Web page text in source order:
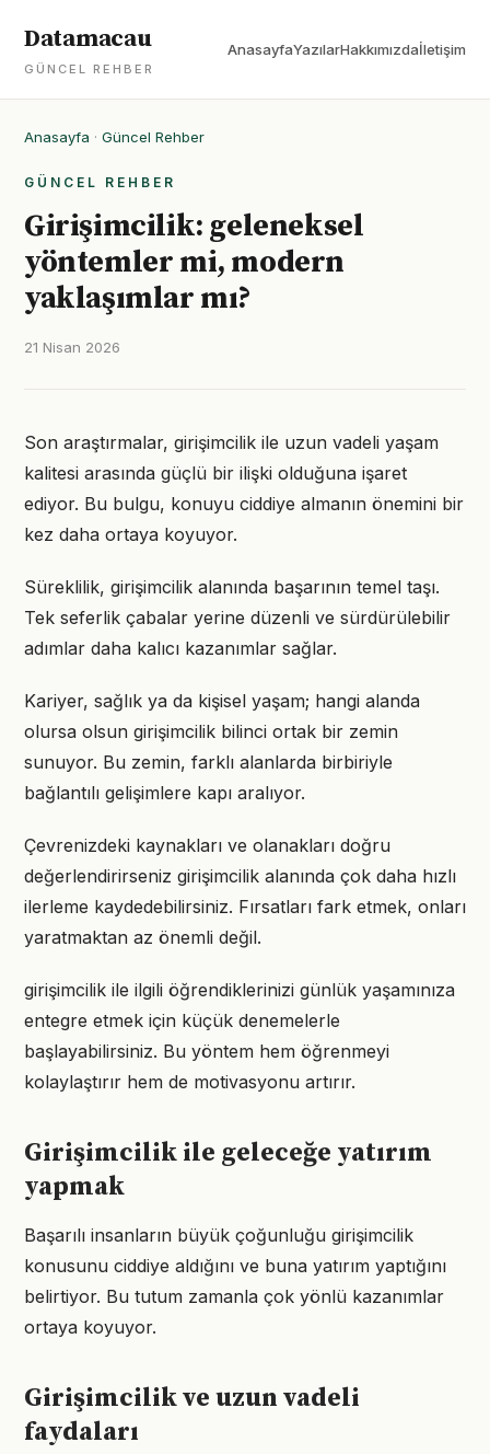
Datamacau
GÜNCEL REHBER
AnasayfaYazılarHakkımızdaİletişim
Anasayfa · Güncel Rehber
GÜNCEL REHBER
Girişimcilik: geleneksel
yöntemler mi, modern
yaklaşımlar mı?
21 Nisan 2026
Son araştırmalar, girişimcilik ile uzun vadeli yaşam
kalitesi arasında güçlü bir ilişki olduğuna işaret
ediyor. Bu bulgu, konuyu ciddiye almanın önemini bir
kez daha ortaya koyuyor.
Süreklilik, girişimcilik alanında başarının temel taşı.
Tek seferlik çabalar yerine düzenli ve sürdürülebilir
adımlar daha kalıcı kazanımlar sağlar.
Kariyer, sağlık ya da kişisel yaşam; hangi alanda
olursa olsun girişimcilik bilinci ortak bir zemin
sunuyor. Bu zemin, farklı alanlarda birbiriyle
bağlantılı gelişimlere kapı aralıyor.
Çevrenizdeki kaynakları ve olanakları doğru
değerlendirirseniz girişimcilik alanında çok daha hızlı
ilerleme kaydedebilirsiniz. Fırsatları fark etmek, onları
yaratmaktan az önemli değil.
girişimcilik ile ilgili öğrendiklerinizi günlük yaşamınıza
entegre etmek için küçük denemelerle
başlayabilirsiniz. Bu yöntem hem öğrenmeyi
kolaylaştırır hem de motivasyonu artırır.
Girişimcilik ile geleceğe yatırım
yapmak
Başarılı insanların büyük çoğunluğu girişimcilik
konusunu ciddiye aldığını ve buna yatırım yaptığını
belirtiyor. Bu tutum zamanla çok yönlü kazanımlar
ortaya koyuyor.
Girişimcilik ve uzun vadeli
faydaları